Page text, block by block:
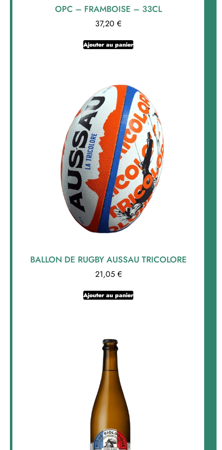
OPC – FRAMBOISE – 33CL
37,20 €
Ajouter au panier
BALLON DE RUGBY AUSSAU TRICOLORE
21,05 €
Ajouter au panier